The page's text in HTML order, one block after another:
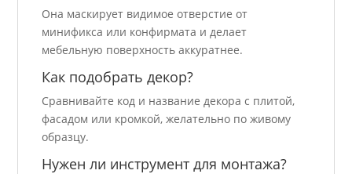
Она маскирует видимое отверстие от
минификса или конфирмата и делает
мебельную поверхность аккуратнее.
Как подобрать декор?
Сравнивайте код и название декора с плитой,
фасадом или кромкой, желательно по живому
образцу.
Нужен ли инструмент для монтажа?